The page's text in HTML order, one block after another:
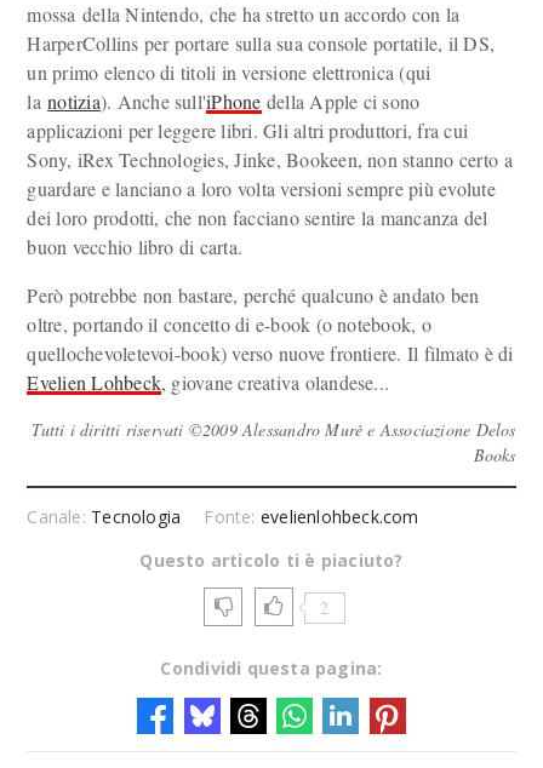
mossa della Nintendo, che ha stretto un accordo con la
HarperCollins per portare sulla sua console portatile, il DS,
un primo elenco di titoli in versione elettronica (qui
lanotizia). Anche sull'iPhone della Apple ci sono
applicazioni per leggere libri. Gli altri produttori, fra cui
Sony, iRex Technologies, Jinke, Bookeen, non stanno certo a
guardare e lanciano a loro volta versioni sempre più evolute
dei loro prodotti, che non facciano sentire la mancanza del
buon vecchio libro di carta.
Però potrebbe non bastare, perché qualcuno è andato ben
oltre, portando il concetto di e-book (o notebook, o
quellochevoletevoi-book) verso nuove frontiere. Il filmato è di
Evelien Lohbeck, giovane creativa olandese...
Tutti i diritti riservati ©2009 Alessandro Murè e Associazione Delos
Books
Canale: Tecnologia Fonte: evelienlohbeck.com
Questo articolo ti è piaciuto?
2
Condividi questa pagina: